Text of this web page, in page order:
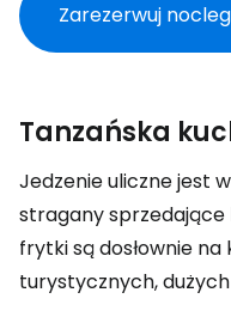
Zarezerwuj
Tanzańska
Jedzenie uliczne jest
stragany sprzedające
frytki są dosłownie
turystycznych,